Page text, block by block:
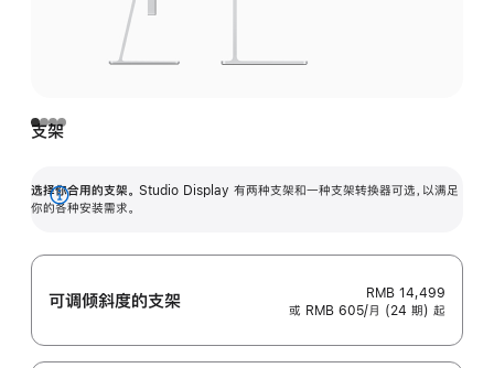
支架
选择你合用的支架。 Studio Display 有两种支架和一种支架转换器可选，以满足
你的各种安装需求。
展
可调倾斜度的支架
RMB 14,499
或 RMB 605/月 (24 期) 起